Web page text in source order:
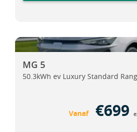
MG 5
MG 5
MG 5
50.3kWh ev Luxury Standard
Vanaf €699